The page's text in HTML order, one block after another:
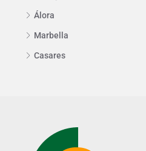
Álora
Marbella
Casares